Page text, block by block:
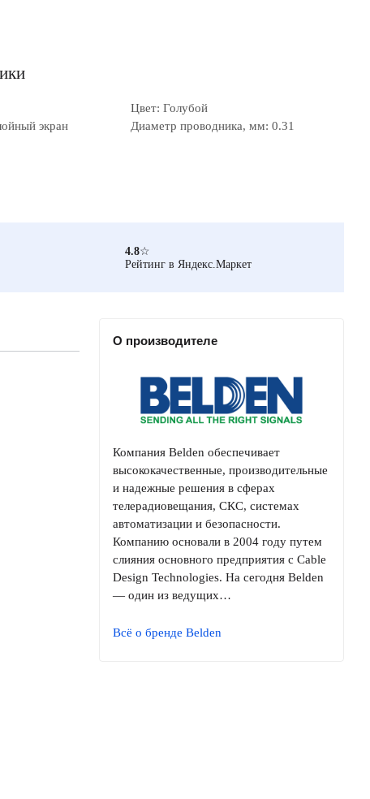
Цвет: Голубой
экран
Диаметр проводника, мм: 0.31
4.8☆
Рейтинг в Яндекс.Маркет
О производителе
Компания Belden обеспечивает
высококачественные, производительные
и надежные решения в сферах
телерадиовещания, СКС, системах
автоматизации и безопасности.
Компанию основали в 2004 году путем
слияния основного предприятия с Cable
Design Technologies. На сегодня Belden
— один из ведущих…
Всё о бренде Belden